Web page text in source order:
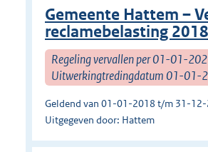
Gemeente Hattem –
reclamebelasting 2018
Regeling vervallen per 01-01-
Uitwerkingtredingdatum 01-01-
Geldend van 01-01-2018 t/m 31-
Uitgegeven door: Hattem